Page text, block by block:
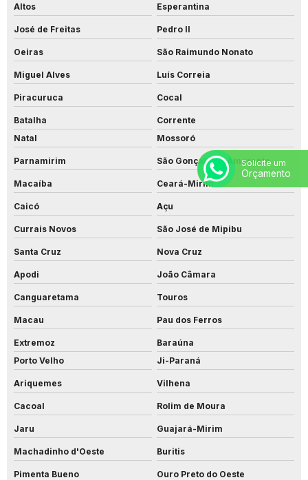
Altos Esperantina
José de Freitas Pedro II
Oeiras São Raimundo Nonato
Miguel Alves Luís Correia
Piracuruca Cocal
Batalha
Corrente
Natal
Mossoró
Parnamirim São Gonçalo do Amarante
Macaíba Ceará-Mirim
Caicó Açu
Currais Novos São José de Mipibu
Santa Cruz Nova Cruz
Apodi João Câmara
Canguaretama Touros
Macau Pau dos Ferros
Extremoz
Baraúna
Porto Velho
Ji-Paraná
Ariquemes Vilhena
Cacoal Rolim de Moura
Jaru Guajará-Mirim
Machadinho d'Oeste Buritis
Pimenta Bueno Ouro Preto do Oeste
Solicite um
Orçamento